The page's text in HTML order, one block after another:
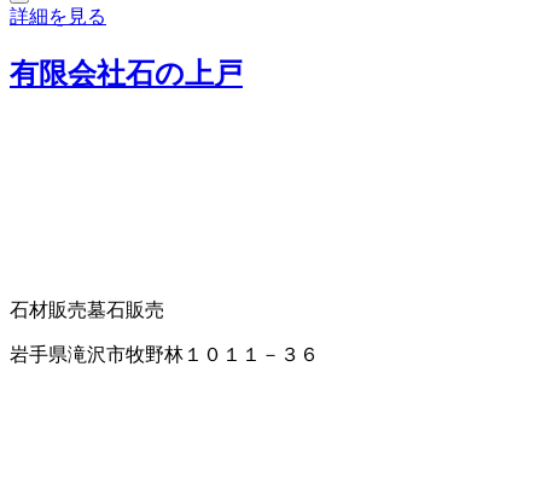
詳細を見る
有限会社石の上戸
石材販売墓石販売
岩手県滝沢市牧野林１０１１－３６